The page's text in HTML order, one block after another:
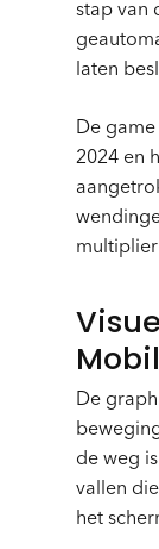
stap van
laten
De
2024 en
De
de weg
vallen
het